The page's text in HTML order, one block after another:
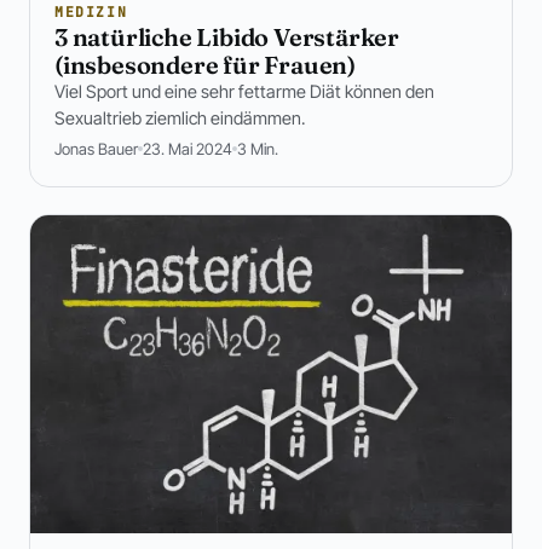
MEDIZIN
3 natürliche Libido Verstärker
(insbesondere für Frauen)
Viel Sport und eine sehr fettarme Diät können den
Sexualtrieb ziemlich eindämmen.
Jonas Bauer 23. Mai 2024 3 Min.